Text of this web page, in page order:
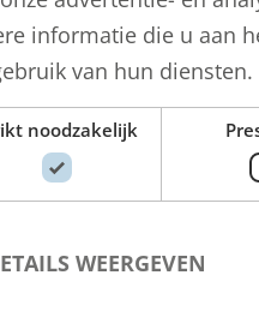
informatie die u aan
van hun diensten.
noodzakelijk
WEERGEVEN